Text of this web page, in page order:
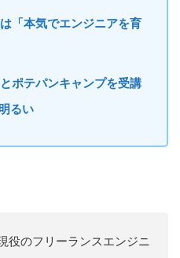
「本気でエンジニアを育
ポテパンキャンプを受講
るい
役のフリーランスエンジニ